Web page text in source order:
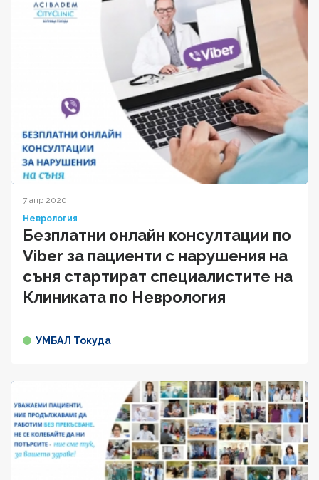
7 апр 2020
Неврология
Безплатни онлайн консултации по
Viber за пациенти с нарушения на
съня стартират специалистите на
Клиниката по Неврология
УМБАЛ Токуда